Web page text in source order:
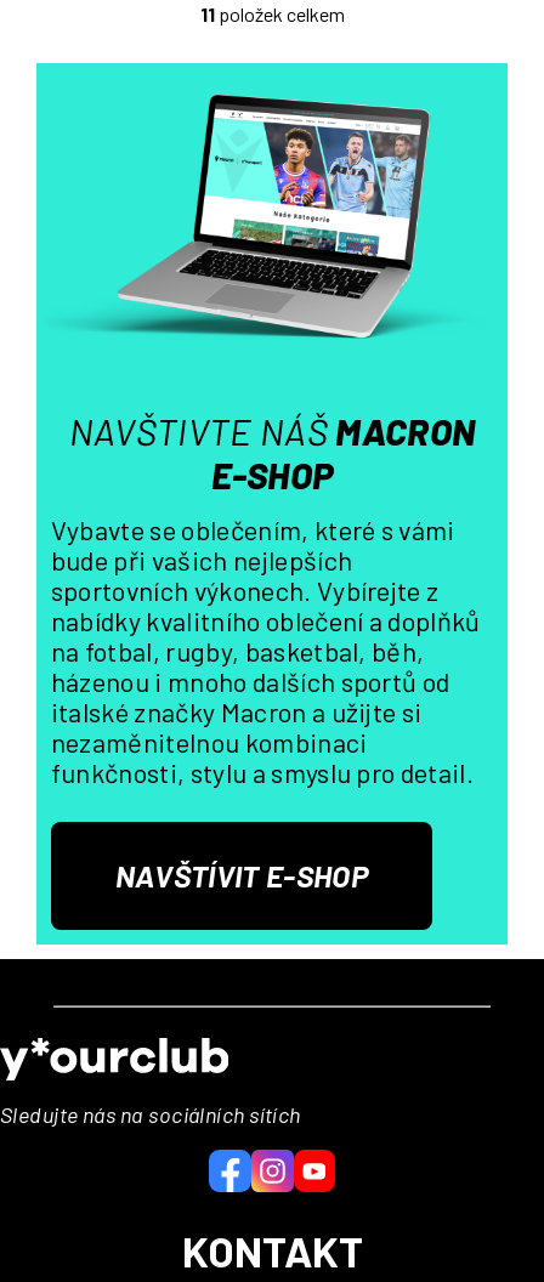
O
á
d
a
c
í
p
r
v
k
y
p
i
s
11položek celkem
NAVŠTIVTE NÁŠMACRON
E-SHOP
Vybavte se oblečením, které s vámi
bude při vašich nejlepších
sportovních výkonech. Vybírejte z
nabídky kvalitního oblečení a doplňků
na fotbal, rugby, basketbal, běh,
házenou i mnoho dalších sportů od
italské značky Macron a užijte si
nezaměnitelnou kombinaci
funkčnosti, stylu a smyslu pro detail.
NAVŠTÍVIT E-SHOP
á
p
a
Sledujte nás na sociálních sítích
KONTAKT